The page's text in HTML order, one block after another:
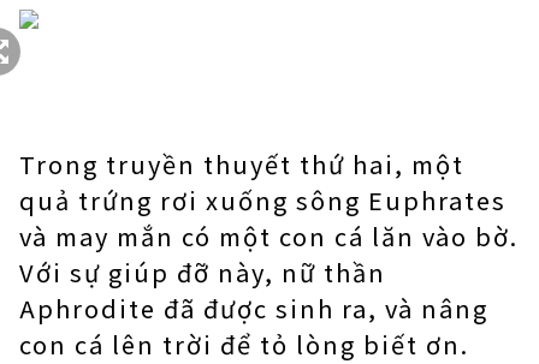
Trong truyền thuyết thứ hai, một
quả trứng rơi xuống sông Euphrates
và may mắn có một con cá lăn vào bờ.
Với sự giúp đỡ này, nữ thần
Aphrodite đã được sinh ra, và nâng
con cá lên trời để tỏ lòng biết ơn.